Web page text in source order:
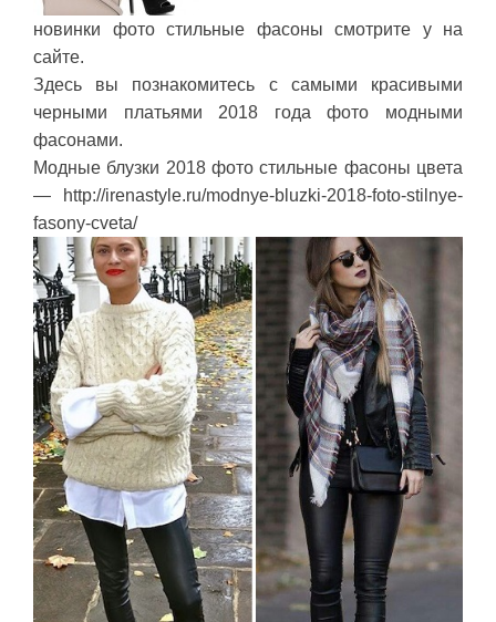
новинки фото стильные фасоны смотрите у на
сайте.
Здесь вы познакомитесь с самыми красивыми
черными платьями 2018 года фото модными
фасонами.
Модные блузки 2018 фото стильные фасоны цвета
— http://irenastyle.ru/modnye-bluzki-2018-foto-stilnye-
fasony-cveta/